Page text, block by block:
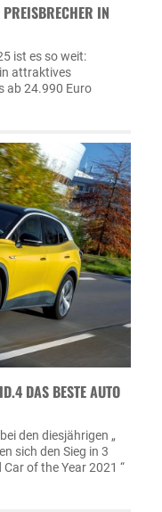
IN
ist es so weit:
attraktives
ab 24.990 Euro
DAS BESTE AUTO
den diesjährigen „
sich den Sieg in 3
of the Year 2021 “